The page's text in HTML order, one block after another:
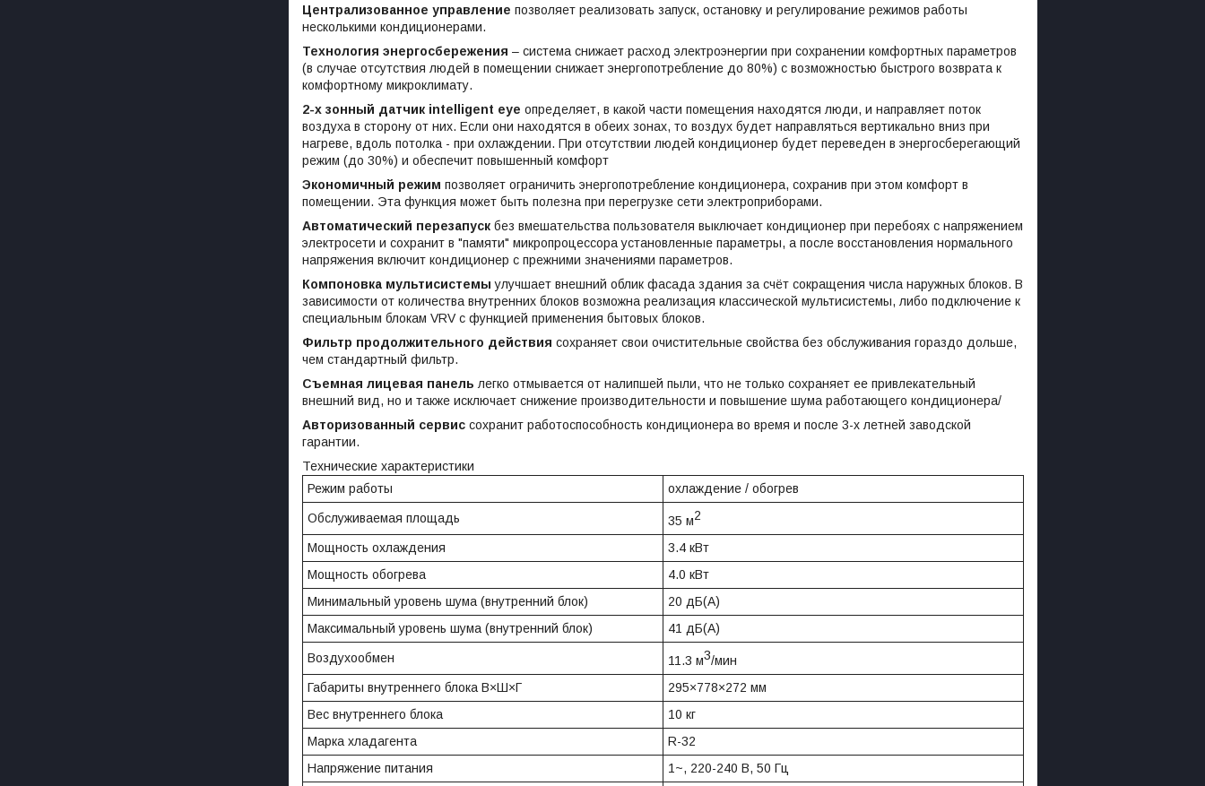
Централизованное управление позволяет реализовать запуск, остановку и регулирование режимов работы
несколькими кондиционерами.
Технология энергосбережения – система снижает расход электроэнергии при сохранении комфортных параметров
(в случае отсутствия людей в помещении снижает энергопотребление до 80%) с возможностью быстрого возврата к
комфортному микроклимату.
2-х зонный датчик intelligent eye определяет, в какой части помещения находятся люди, и направляет поток
воздуха в сторону от них. Если они находятся в обеих зонах, то воздух будет направляться вертикально вниз при
нагреве, вдоль потолка - при охлаждении. При отсутствии людей кондиционер будет переведен в энергосберегающий
режим (до 30%) и обеспечит повышенный комфорт
Экономичный режим позволяет ограничить энергопотребление кондиционера, сохранив при этом комфорт в
помещении. Эта функция может быть полезна при перегрузке сети электроприборами.
Автоматический перезапуск без вмешательства пользователя выключает кондиционер при перебоях с напряжением
электросети и сохранит в "памяти" микропроцессора установленные параметры, а после восстановления нормального
напряжения включит кондиционер с прежними значениями параметров.
Компоновка мультисистемы улучшает внешний облик фасада здания за счёт сокращения числа наружных блоков. В
зависимости от количества внутренних блоков возможна реализация классической мультисистемы, либо подключение к
специальным блокам VRV с функцией применения бытовых блоков.
Фильтр продолжительного действия сохраняет свои очистительные свойства без обслуживания гораздо дольше,
чем стандартный фильтр.
Съемная лицевая панель легко отмывается от налипшей пыли, что не только сохраняет ее привлекательный
внешний вид, но и также исключает снижение производительности и повышение шума работающего кондиционера/
Авторизованный сервис сохранит работоспособность кондиционера во время и после 3-х летней заводской
гарантии.
Технические характеристики
Режим работы
охлаждение / обогрев
Обслуживаемая площадь 35 м2
Мощность охлаждения
3.4 кВт
Мощность обогрева
4.0 кВт
Минимальный уровень шума (внутренний блок)
20 дБ(А)
Максимальный уровень шума (внутренний блок)
41 дБ(А)
Воздухообмен 11.3 м3/мин
Габариты внутреннего блока В×Ш×Г
295×778×272 мм
Вес внутреннего блока
10 кг
Марка хладагента
R-32
Напряжение питания
1~, 220-240 В, 50 Гц